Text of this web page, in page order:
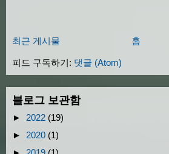
최근 게시물 홈
피드 구독하기: 댓글 (Atom)
블로그 보관함
► 2022 (19)
► 2020 (1)